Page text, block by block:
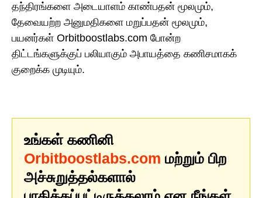
தந்திரங்களை அடையாளம் காண்பதன் மூலமும்,
தேவையற்ற அனுமதிகளை மறுப்பதன் மூலமும்,
பயனர்கள் Orbitboostlabs.com போன்ற
திட்டங்களுக்குப் பலியாகும் அபாயத்தை கணிசமாகக்
குறைக்க முடியும்.
உங்கள் கணினி
Orbitboostlabs.com மற்றும் பிற
அச்சுறுத்தல்களால்